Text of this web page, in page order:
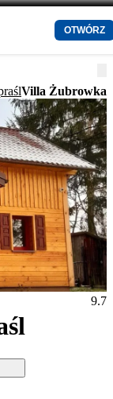
OTWÓRZ
Villa Żubrowka
9.7